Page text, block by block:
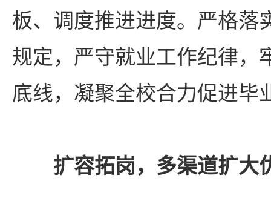
板、调度推进进度。严格落
规定，严守就业工作纪律，
底线，凝聚全校合力促进毕
扩容拓岗，多渠道扩大